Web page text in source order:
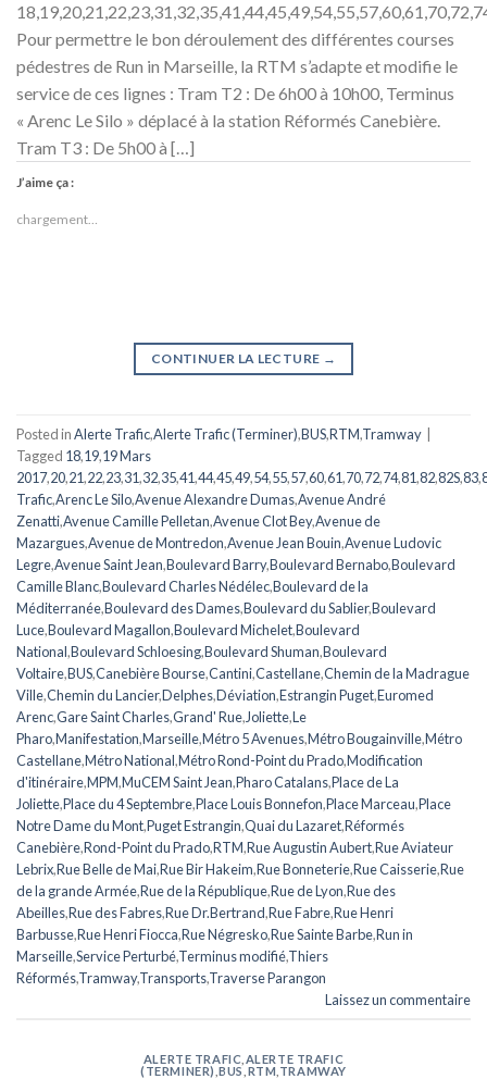
Pour permettre le bon déroulement des différentes courses
pédestres de Run in Marseille, la RTM s’adapte et modifie le
service de ces lignes : Tram T2 : De 6h00 à 10h00, Terminus
« Arenc Le Silo » déplacé à la station Réformés Canebière.
Tram T3 : De 5h00 à […]
J’aime ça :
chargement…
CONTINUER LA LECTURE →
Posted inAlerte Trafic,Alerte Trafic (Terminer),BUS,RTM,Tramway
Tagged 18,19,19 Mars
2017,20,21,22,23,31,32,35,41,44,45,49,54,55,57,60,61,70,72,74,81,82,82S,83,
Trafic,Arenc Le Silo,Avenue Alexandre Dumas,Avenue André
Zenatti,Avenue Camille Pelletan,Avenue Clot Bey,Avenue de
Mazargues,Avenue de Montredon,Avenue Jean Bouin,Avenue Ludovic
Legre,Avenue Saint Jean,Boulevard Barry,Boulevard Bernabo,Boulevard
Camille Blanc,Boulevard Charles Nédélec,Boulevard de la
Méditerranée,Boulevard des Dames,Boulevard du Sablier,Boulevard
Luce,Boulevard Magallon,Boulevard Michelet,Boulevard
National,Boulevard Schloesing,Boulevard Shuman,Boulevard
Voltaire,BUS,Canebière Bourse,Cantini,Castellane,Chemin de la Madrague
Ville,Chemin du Lancier,Delphes,Déviation,Estrangin Puget,Euromed
Arenc,Gare Saint Charles,Grand' Rue,Joliette,Le
Pharo,Manifestation,Marseille,Métro 5 Avenues,Métro Bougainville,Métro
Castellane,Métro National,Métro Rond-Point du Prado,Modification
d'itinéraire,MPM,MuCEM Saint Jean,Pharo Catalans,Place de La
Joliette,Place du 4 Septembre,Place Louis Bonnefon,Place Marceau,Place
Notre Dame du Mont,Puget Estrangin,Quai du Lazaret,Réformés
Canebière,Rond-Point du Prado,RTM,Rue Augustin Aubert,Rue Aviateur
Lebrix,Rue Belle de Mai,Rue Bir Hakeim,Rue Bonneterie,Rue Caisserie,Rue
de la grande Armée,Rue de la République,Rue de Lyon,Rue des
Abeilles,Rue des Fabres,Rue Dr.Bertrand,Rue Fabre,Rue Henri
Barbusse,Rue Henri Fiocca,Rue Négresko,Rue Sainte Barbe,Run in
Marseille,Service Perturbé,Terminus modifié,Thiers
Réformés,Tramway,Transports,Traverse Parangon
Laissez un commentaire
ALERTE TRAFIC ALERTE TRAFIC
(TERMINER) ,BUS RTM TRAMWAY